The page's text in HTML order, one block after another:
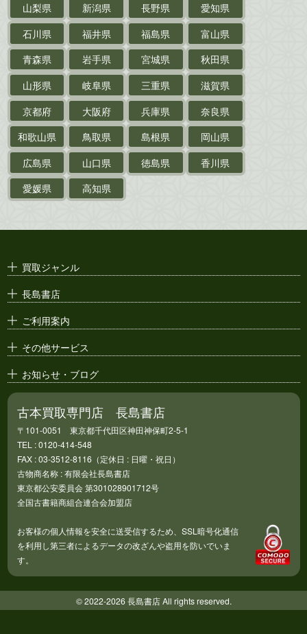
探偵小説・推理小説
乗物
鉄道・
電車・バス
戦前・戦中の紙物・資料
絵葉書
支那・満洲・朝鮮・
台湾関係古資料
ポスター・チラシ・
山梨県
新潟県 長野県
愛知県
石川県
福井県 福島県
富山県
青森県
岩手県 宮城県
秋田県
山形県
岐阜県 三重県
滋賀県
京都府
大阪府 兵庫県
奈良県
和歌山県
鳥取県 島根県
岡山県
広島県
山口県 徳島県
香川県
愛媛県
高知県
買取ジャンル
長島書店
ご利用案内
その他サービス
お知らせ・ブログ
古本買取専門店 長島書店
〒101-0051 東京都千代田区神田神保町2-5-1
TEL : 0120-414-548
FAX : 03-3512-8116（定休日 : 日曜・祝日）
古物商名称 : 有限会社長島書店
東京都公安委員会 第301028901712号
全国古書籍商組合連合会加盟店
お客様の個人情報を安全に送受信するため、SSL暗号化通信
を利用し第三者によるデータの改ざんや盗用を防いでいま
す。
© 2022-2026 長島書店 All rights reserved.